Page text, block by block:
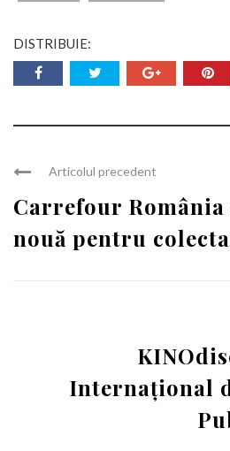
DISTRIBUIE:
Articolul precedent
Carrefour
nouă pentru
Internațional